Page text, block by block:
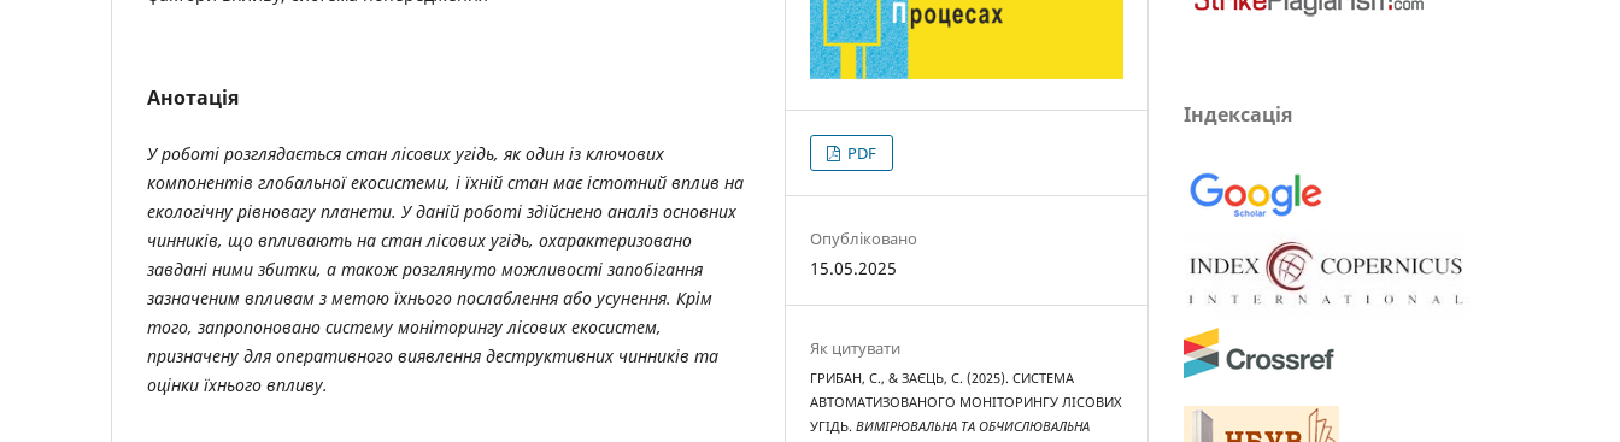
Анотація
У роботі розглядається стан лісових угідь, як один із ключових
компонентів глобальної екосистеми, і їхній стан має істотний вплив на
екологічну рівновагу планети. У даній роботі здійснено аналіз основних
чинників, що впливають на стан лісових угідь, охарактеризовано
завдані ними збитки, а також розглянуто можливості запобігання
зазначеним впливам з метою їхнього послаблення або усунення. Крім
того, запропоновано систему моніторингу лісових екосистем,
призначену для оперативного виявлення деструктивних чинників та
оцінки їхнього впливу.
PDF
Опубліковано
15.05.2025
Як цитувати
ГРИБАН, С., & ЗАЄЦЬ, С. (2025). СИСТЕМА
АВТОМАТИЗОВАНОГО МОНІТОРИНГУ ЛІСОВИХ
УГІДЬ.ВИМІРЮВАЛЬНА ТА ОБЧИСЛЮВАЛЬНА
Індексація